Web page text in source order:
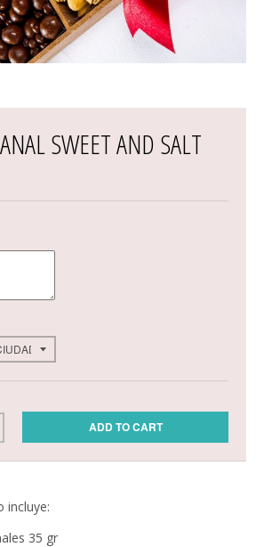
SWEET AND SALT
ADD TO CART
incluye:
35 gr